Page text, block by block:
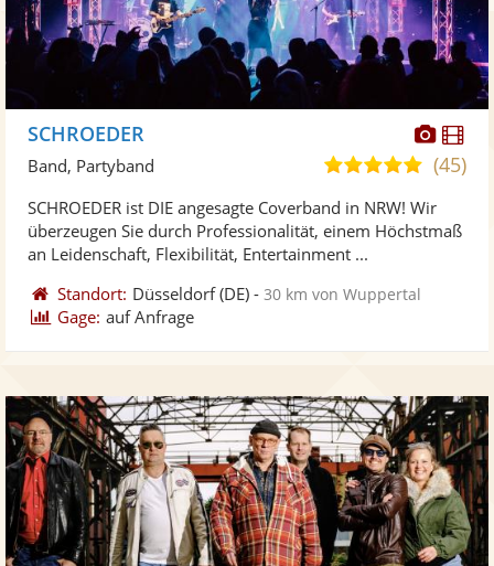
SCHROEDER
5,0
5
(45)
Band, Partyband
SCHROEDER ist DIE angesagte Coverband in NRW! Wir
überzeugen Sie durch Professionalität, einem Höchstmaß
an Leidenschaft, Flexibilität, Entertainment ...
Standort: Düsseldorf(DE) -30 km von Wuppertal
Gage: auf Anfrage